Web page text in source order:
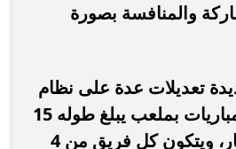
والمنافسة بصورة
تعديلات عدة على نظام
اللعبة، حيث تقام المباريات بملعب يبلغ طوله 15
متراً وعرضه 10 أمتار، ويتكون كل فريق من 4